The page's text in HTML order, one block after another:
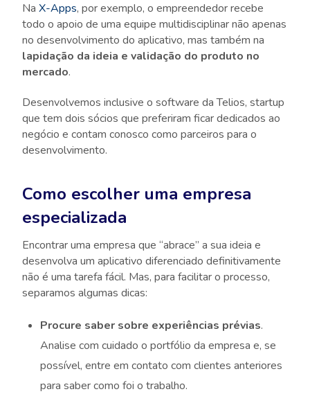
Na X-Apps, por exemplo, o empreendedor recebe
todo o apoio de uma equipe multidisciplinar não apenas
no desenvolvimento do aplicativo, mas também na
lapidação da ideia e validação do produto no
mercado.
Desenvolvemos inclusive o software da Telios, startup
que tem dois sócios que preferiram ficar dedicados ao
negócio e contam conosco como parceiros para o
desenvolvimento.
Como escolher uma empresa
especializada
Encontrar uma empresa que “abrace” a sua ideia e
desenvolva um aplicativo diferenciado definitivamente
não é uma tarefa fácil. Mas, para facilitar o processo,
separamos algumas dicas:
Procure saber sobre experiências prévias.
Analise com cuidado o portfólio da empresa e, se
possível, entre em contato com clientes anteriores
para saber como foi o trabalho.